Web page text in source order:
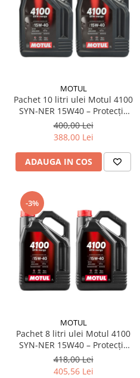
MOTUL
Pachet 10 litri ulei Motul 4100
SYN-NER 15W40 – Protecție
fiabilă și performanță
constantă pentru motoare
400,00 Lei
388,00 Lei
ADAUGA IN COS
-3%
MOTUL
Pachet 8 litri ulei Motul 4100
SYN-NER 15W40 – Protecție
durabilă și performanță
constantă pentru motoare
418,00 Lei
405,56 Lei